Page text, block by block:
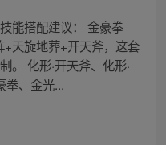
能搭配建议： 金豪拳
天旋地葬+开天斧，这套
。 化形·开天斧、化形·
拳、金光...